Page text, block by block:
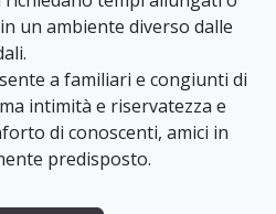
un ambiente diverso dalle
a familiari e congiunti di
intimità e riservatezza e
di conoscenti, amici in
predisposto.